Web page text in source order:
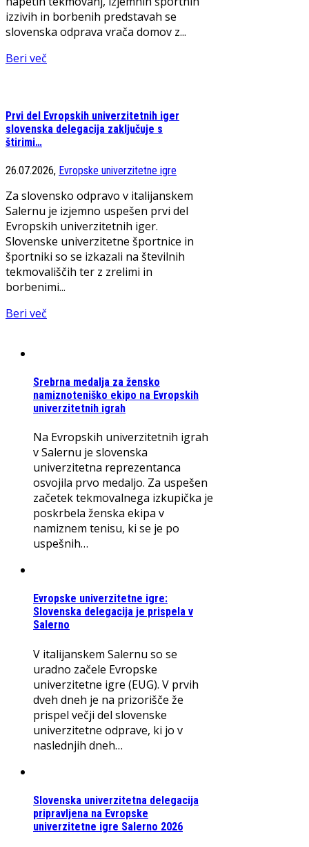
izzivih in borbenih predstavah se
slovenska odprava vrača domov z...
Beri več
Prvi del Evropskih univerzitetnih iger
slovenska delegacija zaključuje s
štirimi…
26.07.2026, Evropske univerzitetne igre
Za slovensko odpravo v italijanskem
Salernu je izjemno uspešen prvi del
Evropskih univerzitetnih iger.
Slovenske univerzitetne športnice in
športniki so se izkazali na številnih
tekmovališčih ter z zrelimi in
borbenimi...
Beri več
Srebrna medalja za žensko
namiznoteniško ekipo na Evropskih
univerzitetnih igrah
Na Evropskih univerzitetnih igrah
v Salernu je slovenska
univerzitetna reprezentanca
osvojila prvo medaljo. Za uspešen
začetek tekmovalnega izkupička je
poskrbela ženska ekipa v
namiznem tenisu, ki se je po
uspešnih…
Evropske univerzitetne igre:
Slovenska delegacija je prispela v
Salerno
V italijanskem Salernu so se
uradno začele Evropske
univerzitetne igre (EUG). V prvih
dveh dneh je na prizorišče že
prispel večji del slovenske
univerzitetne odprave, ki jo v
naslednjih dneh…
Slovenska univerzitetna delegacija
pripravljena na Evropske
univerzitetne igre Salerno 2026